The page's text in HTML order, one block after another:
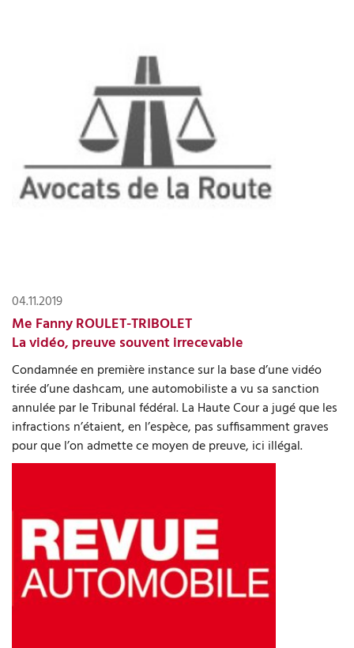
04.11.2019
Me Fanny ROULET-TRIBOLET
La vidéo, preuve souvent irrecevable
Condamnée en première instance sur la base d’une vidéo
tirée d’une dashcam, une automobiliste a vu sa sanction
annulée par le Tribunal fédéral. La Haute Cour a jugé que les
infractions n’étaient, en l’espèce, pas sufﬁsamment graves
pour que l’on admette ce moyen de preuve, ici illégal.